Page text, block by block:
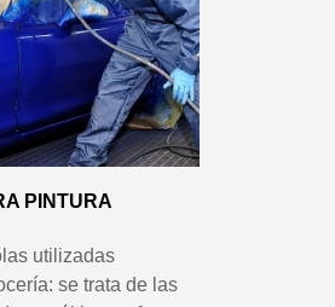
PINTURA
utilizadas
se trata de las